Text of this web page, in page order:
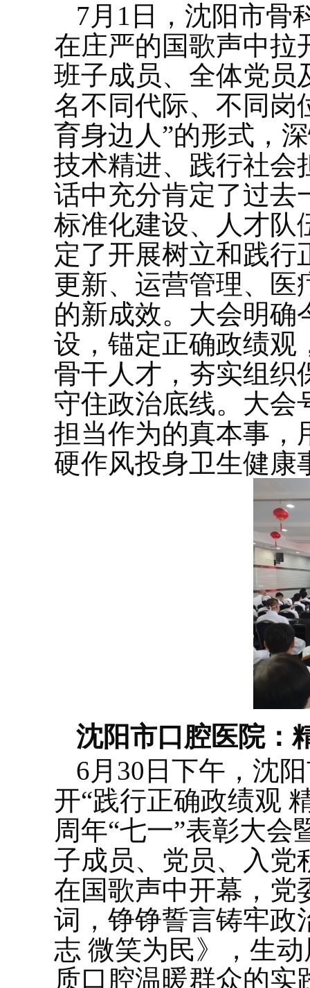
7月1日，沈阳市骨
在庄严的国歌声中拉
班子成员、全体党员
名不同代际、不同岗
育身边人”的形式，
技术精进、践行社会
话中充分肯定了过去
标准化建设、人才队
定了开展树立和践行
更新、运营管理、医
的新成效。大会明确
设，锚定正确政绩观
骨干人才，夯实组织
守住政治底线。大会
担当作为的真本事，
硬作风投身卫生健康
沈阳市口腔医院：
6月30日下午，沈
开“践行正确政绩观
周年“七一”表彰大
子成员、党员、入党
在国歌声中开幕，党
词，铮铮誓言铸牢政
志 微笑为民》，生
质口腔温暖群众的